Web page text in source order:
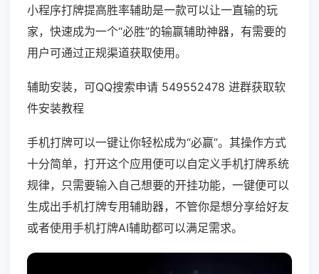
小程序打牌提高胜率辅助是一款可以让一直输的玩
家，快速成为一个“必胜”的输赢辅助神器，有需要的
用户可通过正规渠道获取使用。
辅助安装，可QQ搜索申请 549552478 进群获取软
件安装教程
手机打牌可以一键让你轻松成为“必赢”。其操作方式
十分简单，打开这个应用便可以自定义手机打牌系统
规律，只需要输入自己想要的开挂功能，一键便可以
生成出手机打牌专用辅助器，不管你是想分享给好友
或者使用手机打牌AI辅助都可以满足需求。